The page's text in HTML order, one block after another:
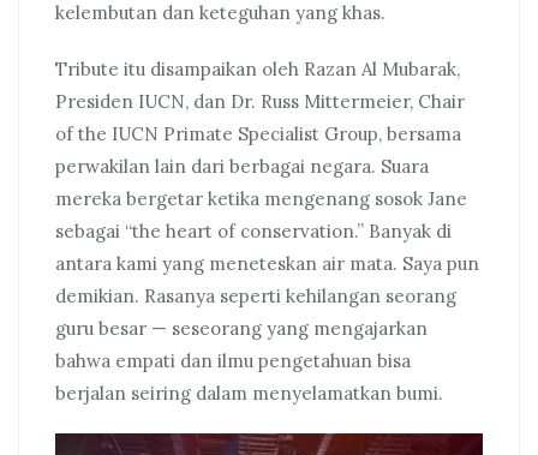
kelembutan dan keteguhan yang khas.
Tribute itu disampaikan oleh Razan Al Mubarak,
Presiden IUCN, dan Dr. Russ Mittermeier, Chair
of the IUCN Primate Specialist Group, bersama
perwakilan lain dari berbagai negara. Suara
mereka bergetar ketika mengenang sosok Jane
sebagai “the heart of conservation.” Banyak di
antara kami yang meneteskan air mata. Saya pun
demikian. Rasanya seperti kehilangan seorang
guru besar — seseorang yang mengajarkan
bahwa empati dan ilmu pengetahuan bisa
berjalan seiring dalam menyelamatkan bumi.